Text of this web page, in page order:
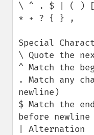
\ ^ . $ | ( )
* + ? { } ,
Special
\ Quote the
^ Match the
. Match any
newline)
$ Match the
before
| Alternation